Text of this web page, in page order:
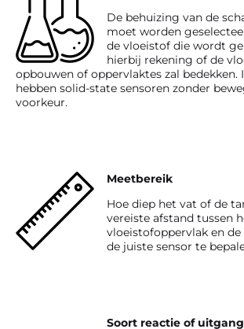
De behuizing van de
moet worden
de vloeistof die wordt
hierbij rekening of de
opbouwen of oppervlaktes zal bedekken.
hebben solid-state sensoren zonder
voorkeur.
Meetbereik
Hoe diep het vat of de
vereiste afstand tussen
vloeistofoppervlak en
de juiste sensor te
Soort reactie of uitgang